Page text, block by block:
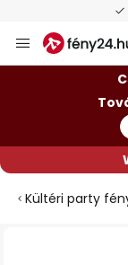
Ugrás
a
Kültéri party